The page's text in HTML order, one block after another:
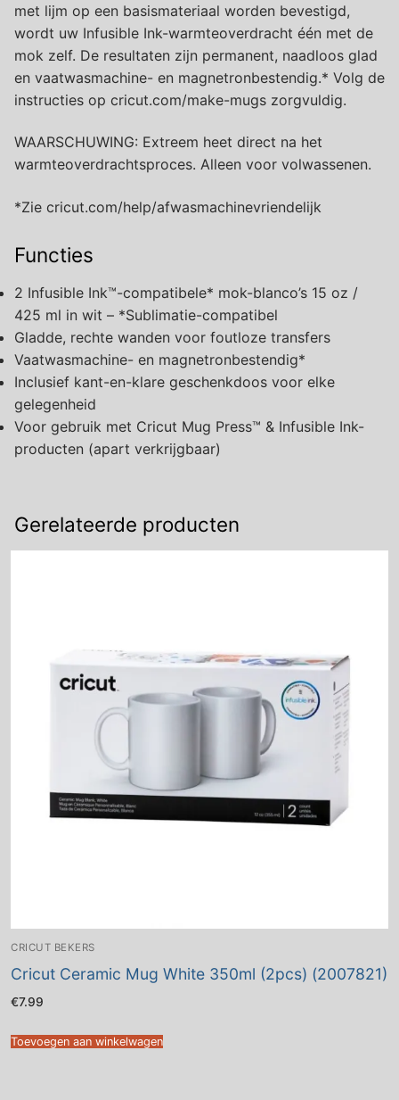
met lijm op een basismateriaal worden bevestigd,
wordt uw Infusible Ink-warmteoverdracht één met de
mok zelf. De resultaten zijn permanent, naadloos glad
en vaatwasmachine- en magnetronbestendig.* Volg de
instructies op cricut.com/make-mugs zorgvuldig.
WAARSCHUWING: Extreem heet direct na het
warmteoverdrachtsproces. Alleen voor volwassenen.
*Zie cricut.com/help/afwasmachinevriendelijk
Functies
2 Infusible Ink™-compatibele* mok-blanco’s 15 oz /
425 ml in wit – *Sublimatie-compatibel
Gladde, rechte wanden voor foutloze transfers
Vaatwasmachine- en magnetronbestendig*
Inclusief kant-en-klare geschenkdoos voor elke
gelegenheid
Voor gebruik met Cricut Mug Press™ & Infusible Ink-
producten (apart verkrijgbaar)
Gerelateerde producten
CRICUT BEKERS
Cricut Ceramic Mug White 350ml (2pcs) (2007821)
€7.99
Toevoegen aan winkelwagen